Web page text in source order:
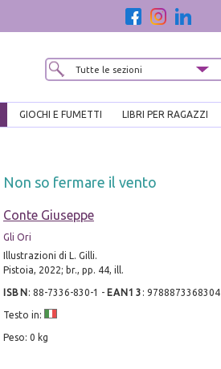
GIOCHI E FUMETTI LIBRI PER RAGAZZI
Non so fermare il vento
Conte Giuseppe
Gli Ori
Illustrazioni di L. Gilli.
Pistoia, 2022; br., pp. 44, ill.
ISBN : 88-7336-830-1 - EAN13 : 9788873368304
Testo in:
Peso: 0 kg